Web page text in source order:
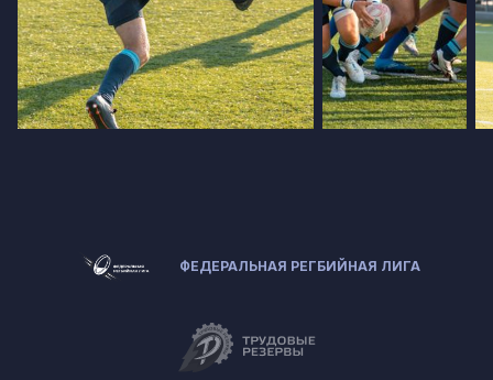
ФЕДЕРАЛЬНАЯ РЕГБИЙНАЯ ЛИГА